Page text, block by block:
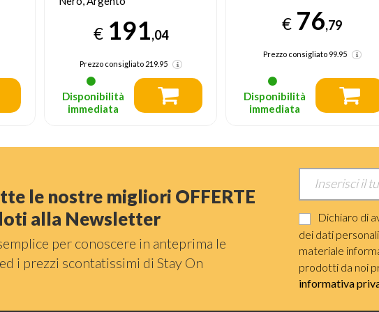
€ 76,79
Disponibilità
immediata
€ 75,79
Prezzo consigliato99.95
Disponibilità
immediata
le nostre migliori OFFERTE
alla Newsletter
per conoscere in anteprima le
i prezzi scontatissimi di Stay On
Dichiaro di
dei dati
materiale
prodotti da noi
informativa